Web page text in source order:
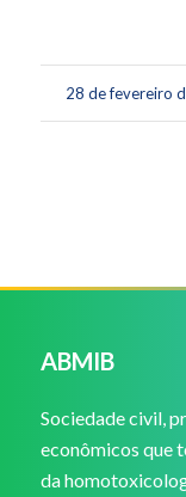
28 de fevereiro/
ABMIB
Sociedade civil,
econômicos que
da